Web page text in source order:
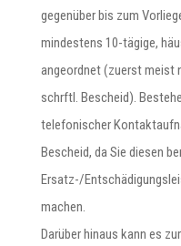
gegenüber bis zum
mindestens 10-tägige,
angeordnet (zuerst meist
schrftl. Bescheid).
telefonischer
Bescheid, da Sie diesen
Ersatz-/
machen.
Darüber hinaus kann es